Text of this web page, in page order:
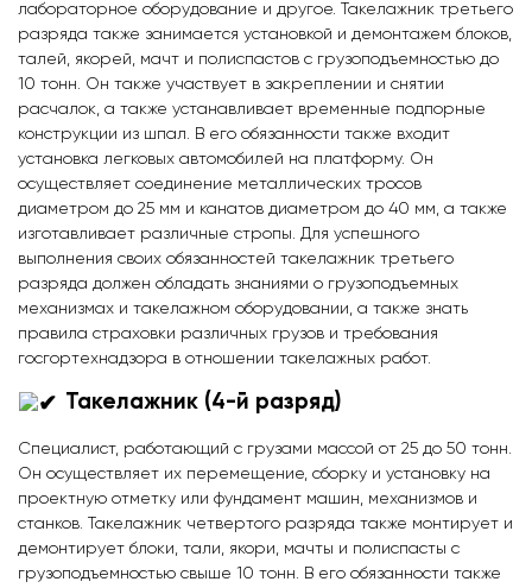
лабораторное оборудование и другое. Такелажник третьего
разряда также занимается установкой и демонтажем блоков,
талей, якорей, мачт и полиспастов с грузоподъемностью до
10 тонн. Он также участвует в закреплении и снятии
расчалок, а также устанавливает временные подпорные
конструкции из шпал. В его обязанности также входит
установка легковых автомобилей на платформу. Он
осуществляет соединение металлических тросов
диаметром до 25 мм и канатов диаметром до 40 мм, а также
изготавливает различные стропы. Для успешного
выполнения своих обязанностей такелажник третьего
разряда должен обладать знаниями о грузоподъемных
механизмах и такелажном оборудовании, а также знать
правила страховки различных грузов и требования
госгортехнадзора в отношении такелажных работ.
Такелажник (4-й разряд)
Специалист, работающий с грузами массой от 25 до 50 тонн.
Он осуществляет их перемещение, сборку и установку на
проектную отметку или фундамент машин, механизмов и
станков. Такелажник четвертого разряда также монтирует и
демонтирует блоки, тали, якори, мачты и полиспасты с
грузоподъемностью свыше 10 тонн. В его обязанности также